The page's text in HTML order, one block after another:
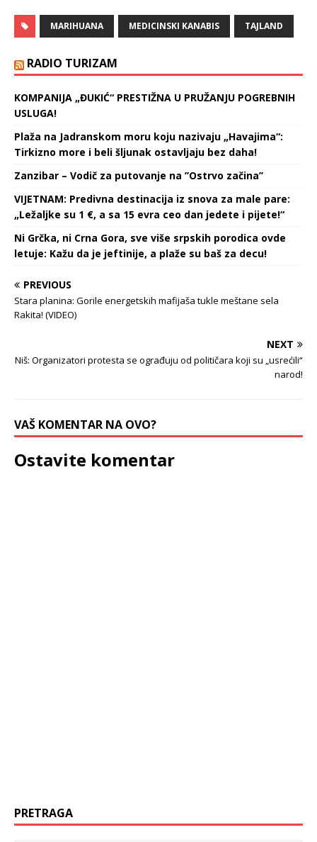
MARIHUANA MEDICINSKI KANABIS TAJLAND
RADIO TURIZAM
KOMPANIJA „ĐUKIĆ“ PRESTIŽNA U PRUŽANJU POGREBNIH
USLUGA!
Plaža na Jadranskom moru koju nazivaju „Havajima“:
Tirkizno more i beli šljunak ostavljaju bez daha!
Zanzibar – Vodič za putovanje na ’’Ostrvo začina’’
VIJETNAM: Predivna destinacija iz snova za male pare:
„Ležaljke su 1 €, a sa 15 evra ceo dan jedete i pijete!“
Ni Grčka, ni Crna Gora, sve više srpskih porodica ovde
letuje: Kažu da je jeftinije, a plaže su baš za decu!
PREVIOUS
Stara planina: Gorile energetskih mafijaša tukle meštane sela
Rakita! (VIDEO)
NEXT
Niš: Organizatori protesta se ograđuju od političara koji su „usrećili“
narod!
VAŠ KOMENTAR NA OVO?
Ostavite komentar
PRETRAGA